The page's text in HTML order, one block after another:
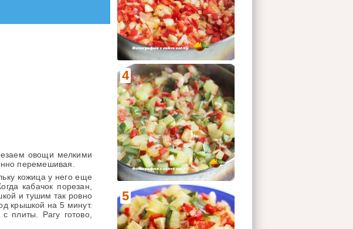
4
5
овощи мелкими
перемешивая.
кожица у него еще
кабачок порезан,
и тушим так ровно
крышкой на 5 минут.
Рагу готово,